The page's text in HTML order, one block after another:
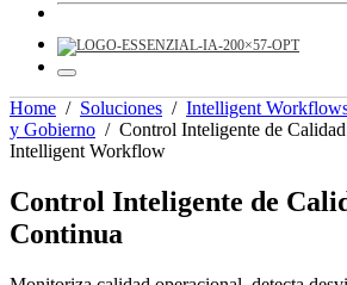
Home / Soluciones / Intelligent
y Gobierno / Control Inteligente de
Intelligent Workflow
Control Inteligente de
Continua